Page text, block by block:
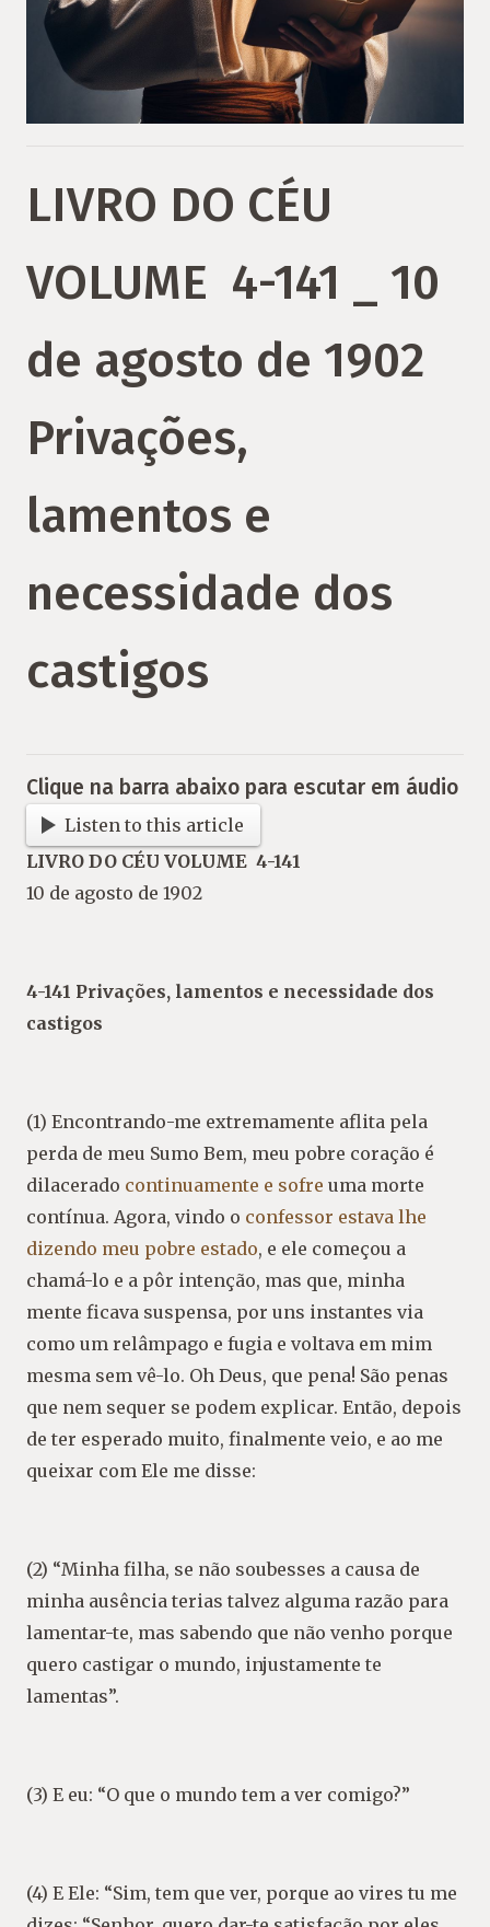
LIVRO DO CÉU
VOLUME 4-141 _ 10
de agosto de 1902
Privações,
lamentos e
necessidade dos
castigos
Clique na barra abaixo para escutar em áudio
Listen to this article
LIVRO DO CÉU VOLUME 4-141
10 de agosto de 1902
4-141 Privações, lamentos e necessidade dos
castigos
(1) Encontrando-me extremamente aflita pela
perda de meu Sumo Bem, meu pobre coração é
dilacerado continuamente e sofre uma morte
contínua. Agora, vindo o confessor estava lhe
dizendo meu pobre estado, e ele começou a
chamá-lo e a pôr intenção, mas que, minha
mente ficava suspensa, por uns instantes via
como um relâmpago e fugia e voltava em mim
mesma sem vê-lo. Oh Deus, que pena! São penas
que nem sequer se podem explicar. Então, depois
de ter esperado muito, finalmente veio, e ao me
queixar com Ele me disse:
(2) “Minha filha, se não soubesses a causa de
minha ausência terias talvez alguma razão para
lamentar-te, mas sabendo que não venho porque
quero castigar o mundo, injustamente te
lamentas”.
(3) E eu: “O que o mundo tem a ver comigo?”
(4) E Ele: “Sim, tem que ver, porque ao vires tu me